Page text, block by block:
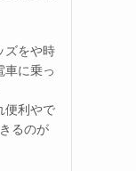
ズをや時
車に乗っ
便利やで
るのが